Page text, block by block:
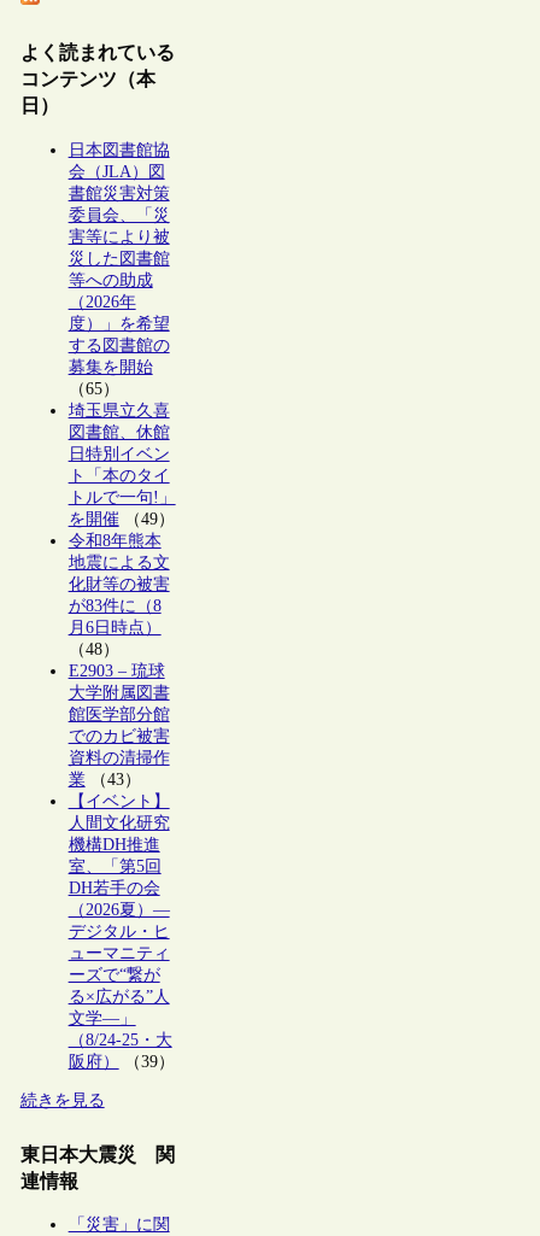
よく読まれている
コンテンツ（本
日）
日本図書館協
会（JLA）図
書館災害対策
委員会、「災
害等により被
災した図書館
等への助成
（2026年
度）」を希望
する図書館の
募集を開始
（65）
埼玉県立久喜
図書館、休館
日特別イベン
ト「本のタイ
トルで一句!」
を開催（49）
令和8年熊本
地震による文
化財等の被害
が83件に（8
月6日時点）
（48）
E2903 – 琉球
大学附属図書
館医学部分館
でのカビ被害
資料の清掃作
業（43）
【イベント】
人間文化研究
機構DH推進
室、「第5回
DH若手の会
（2026夏）―
デジタル・ヒ
ューマニティ
ーズで“繋が
る×広がる”人
文学―」
（8/24-25・大
阪府）
（39）
続きを見る
東日本大震災 関
連情報
「災害」に関